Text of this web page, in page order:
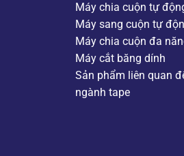
Máy chia cuộn tự
Máy sang cuộn tự
Máy chia cuộn đa
Máy cắt băng dính
Sản phẩm liên quan
ngành tape